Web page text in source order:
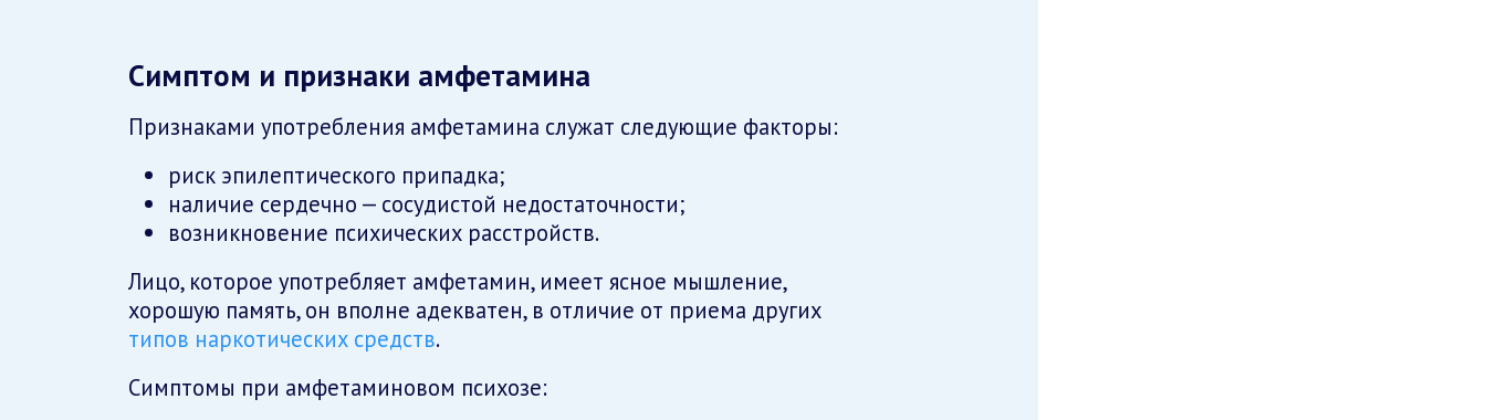
Симптом и признаки амфетамина
Признаками употребления амфетамина служат следующие факторы:
риск эпилептического припадка;
наличие сердечно — сосудистой недостаточности;
возникновение психических расстройств.
Лицо, которое употребляет амфетамин, имеет ясное мышление,
хорошую память, он вполне адекватен, в отличие от приема других
типов наркотических средств.
Симптомы при амфетаминовом психозе: